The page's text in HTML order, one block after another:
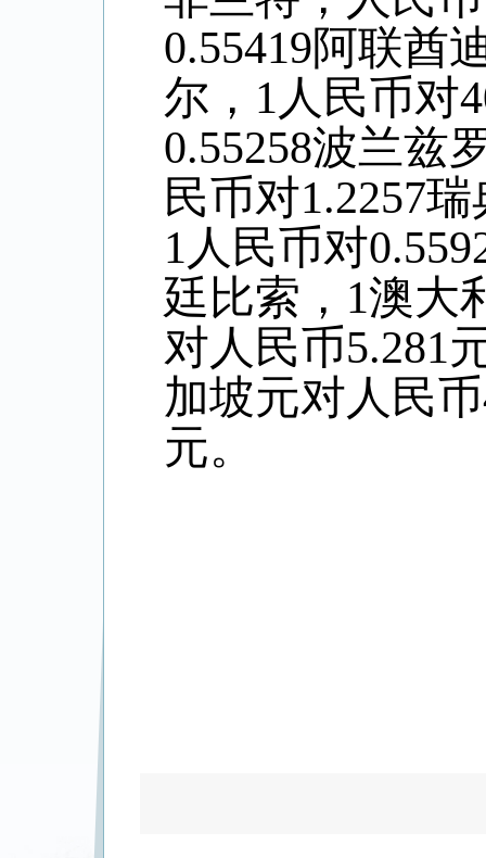
0.55419阿联酋
尔，1人民币对
0.55258波兰兹
民币对1.2257
1人民币对
廷比索， 1澳大
对人民币5.281
加坡元对人民
元。